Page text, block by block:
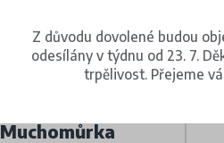
Muchomůrka
Z důvodu dovolené budou
odesílány v týdnu od 23. 7.
trpělivost. Přejeme